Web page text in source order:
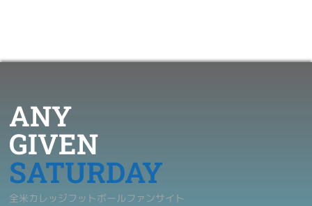
ANY
GIVEN
SATURDAY
全米カレッジフットボールファンサイト